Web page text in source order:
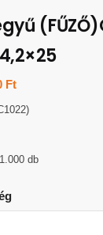
Ft
db